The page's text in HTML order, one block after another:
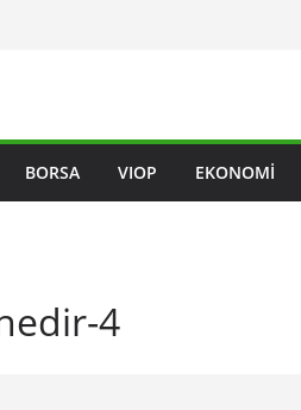
BORSA VIOP EKONOMI
4